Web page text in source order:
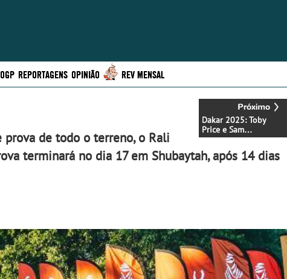
REPORTAGENS OPINIÃO REV MENSAL
Dakar 2025: Toby
Price e Sam
Sunderland mudam de
estilo
de todo o terreno, o Rali
terminará no dia 17 em Shubaytah, após 14 dias